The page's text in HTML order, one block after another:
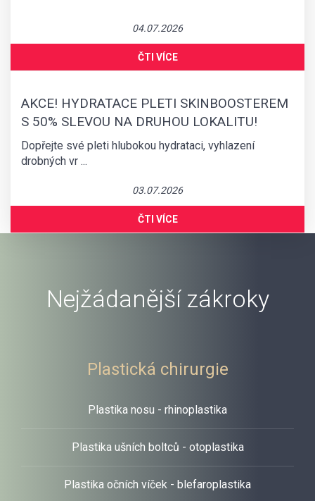
UŠNÍ, NOSNÍ,
Léčba ušních, nosních a krčních onemocnění
VÍCE
ESTETICKÁ
DERMATOLOGIE
04.07.2026
ČTI VÍCE
03.07.2026
AKCE! HYDRATACE PLETI SKINBOOSTEREM
S 50% SLEVOU NA DRUHOU LOKALITU!
Dopřejte své pleti hlubokou hydrataci, vyhlazení
drobných vr ...
ČTI VÍCE
Nejžádanější zákroky
Plastická chirurgie
Plastika nosu - rhinoplastika
Plastika ušních boltců - otoplastika
Plastika očních víček - blefaroplastika